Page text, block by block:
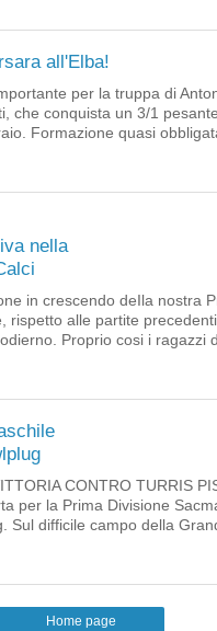
all'Elba!
per la truppa di
che conquista un 3/1
Formazione quasi
nella
in crescendo deIla nostra
rispetto alle partite precedenti
Proprio cosi i ragazzi
CONTRO TURRIS
per la Prima Divisione
Sul difficile campo della
Home page